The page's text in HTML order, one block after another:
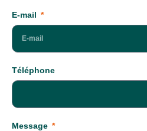
E-mail
Téléphone
Message